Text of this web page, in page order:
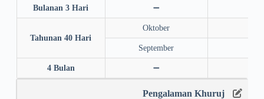
Bulanan 3 Hari ➖
Tahunan 40 Hari
Oktober
September
4 Bulan ➖
Pengalaman Khuruj